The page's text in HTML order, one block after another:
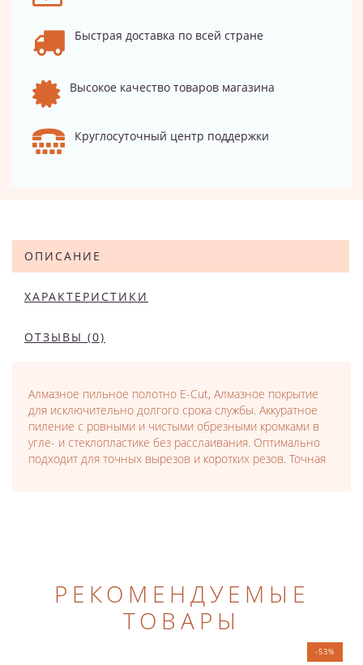
Быстрая доставка по всей стране
Высокое качество товаров магазина
Круглосуточный центр поддержки
ОПИСАНИЕ
ХАРАКТЕРИСТИКИ
ОТЗЫВЫ (0)
Алмазное пильное полотно E-Cut, Алмазное покрытие
для исключительно долгого срока службы. Аккуратное
пиление с ровными и чистыми обрезными кромками в
угле- и стеклопластике без расслаивания. Оптимально
подходит для точных вырезов и коротких резов. Точная
РЕКОМЕНДУЕМЫЕ
ТОВАРЫ
-53%